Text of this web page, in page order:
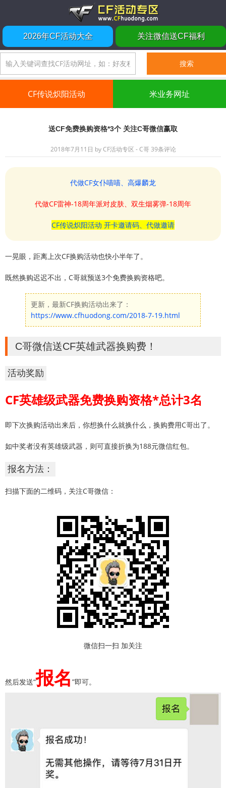
2026年CF活动大全 关注微信送CF福利
CF传说炽阳活动 米业务网址
送CF免费换购资格*3个 关注C哥微信赢取
2018年7月11日 byCF活动专区 - C哥 39条评论
代做CF女仆喵喵、高爆麟龙
代做CF雷神-18周年派对皮肤、双生烟雾弹-18周年
CF传说炽阳活动 开卡邀请码、代做邀请
一晃眼，距离上次CF换购活动也快小半年了。
既然换购迟迟不出，C哥就预送3个免费换购资格吧。
更新，最新CF换购活动出来了：
https://www.cfhuodong.com/2018-7-19.html
C哥微信送CF英雄武器换购费！
活动奖励
CF英雄级武器免费换购资格*总计3名
即下次换购活动出来后，你想换什么就换什么，换购费用C哥出了。
如中奖者没有英雄级武器，则可直接折换为188元微信红包。
报名方法：
扫描下面的二维码，关注C哥微信：
微信扫一扫 加关注
然后发送“报名 ”即可。